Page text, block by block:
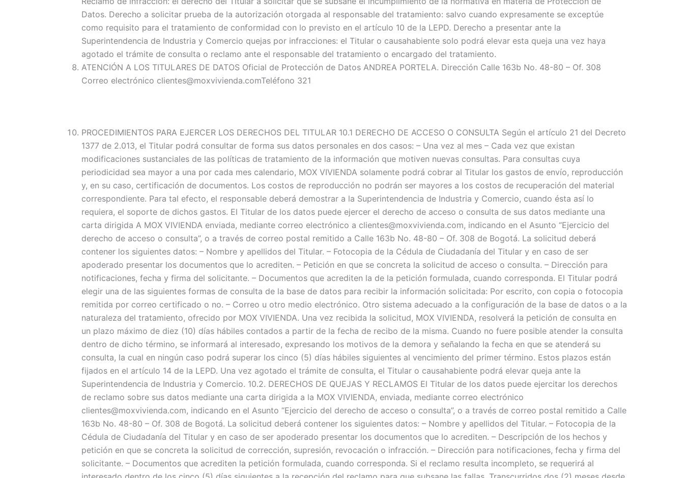
Datos. Derecho a solicitar prueba de la autorización otorgada al responsable del tratamiento: salvo cuando expresamente se exceptúe
como requisito para el tratamiento de conformidad con lo previsto en el artículo 10 de la LEPD. Derecho a presentar ante la
Superintendencia de Industria y Comercio quejas por infracciones: el Titular o causahabiente solo podrá elevar esta queja una vez haya
agotado el trámite de consulta o reclamo ante el responsable del tratamiento o encargado del tratamiento.
ATENCIÓN A LOS TITULARES DE DATOS Oficial de Protección de Datos ANDREA PORTELA. Dirección Calle 163b No. 48-80 – Of. 308
Correo electrónico clientes@moxvivienda.comTeléfono 321
PROCEDIMIENTOS PARA EJERCER LOS DERECHOS DEL TITULAR 10.1 DERECHO DE ACCESO O CONSULTA Según el artículo 21 del Decreto
1377 de 2.013, el Titular podrá consultar de forma sus datos personales en dos casos: – Una vez al mes – Cada vez que existan
modificaciones sustanciales de las políticas de tratamiento de la información que motiven nuevas consultas. Para consultas cuya
periodicidad sea mayor a una por cada mes calendario, MOX VIVIENDA solamente podrá cobrar al Titular los gastos de envío, reproducción
y, en su caso, certificación de documentos. Los costos de reproducción no podrán ser mayores a los costos de recuperación del material
correspondiente. Para tal efecto, el responsable deberá demostrar a la Superintendencia de Industria y Comercio, cuando ésta así lo
requiera, el soporte de dichos gastos. El Titular de los datos puede ejercer el derecho de acceso o consulta de sus datos mediante una
carta dirigida A MOX VIVIENDA enviada, mediante correo electrónico a clientes@moxvivienda.com, indicando en el Asunto “Ejercicio del
derecho de acceso o consulta”, o a través de correo postal remitido a Calle 163b No. 48-80 – Of. 308 de Bogotá. La solicitud deberá
contener los siguientes datos: – Nombre y apellidos del Titular. – Fotocopia de la Cédula de Ciudadanía del Titular y en caso de ser
apoderado presentar los documentos que lo acrediten. – Petición en que se concreta la solicitud de acceso o consulta. – Dirección para
notificaciones, fecha y firma del solicitante. – Documentos que acrediten la de la petición formulada, cuando corresponda. El Titular podrá
elegir una de las siguientes formas de consulta de la base de datos para recibir la información solicitada: Por escrito, con copia o fotocopia
remitida por correo certificado o no. – Correo u otro medio electrónico. Otro sistema adecuado a la configuración de la base de datos o a la
naturaleza del tratamiento, ofrecido por MOX VIVIENDA. Una vez recibida la solicitud, MOX VIVIENDA, resolverá la petición de consulta en
un plazo máximo de diez (10) días hábiles contados a partir de la fecha de recibo de la misma. Cuando no fuere posible atender la consulta
dentro de dicho término, se informará al interesado, expresando los motivos de la demora y señalando la fecha en que se atenderá su
consulta, la cual en ningún caso podrá superar los cinco (5) días hábiles siguientes al vencimiento del primer término. Estos plazos están
fijados en el artículo 14 de la LEPD. Una vez agotado el trámite de consulta, el Titular o causahabiente podrá elevar queja ante la
Superintendencia de Industria y Comercio. 10.2. DERECHOS DE QUEJAS Y RECLAMOS El Titular de los datos puede ejercitar los derechos
de reclamo sobre sus datos mediante una carta dirigida a la MOX VIVIENDA, enviada, mediante correo electrónico
clientes@moxvivienda.com, indicando en el Asunto “Ejercicio del derecho de acceso o consulta”, o a través de correo postal remitido a Calle
163b No. 48-80 – Of. 308 de Bogotá. La solicitud deberá contener los siguientes datos: – Nombre y apellidos del Titular. – Fotocopia de la
Cédula de Ciudadanía del Titular y en caso de ser apoderado presentar los documentos que lo acrediten. – Descripción de los hechos y
petición en que se concreta la solicitud de corrección, supresión, revocación o infracción. – Dirección para notificaciones, fecha y firma del
solicitante. – Documentos que acrediten la petición formulada, cuando corresponda. Si el reclamo resulta incompleto, se requerirá al